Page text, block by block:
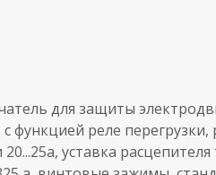
для защиты
функцией реле перегрузки,
уставка